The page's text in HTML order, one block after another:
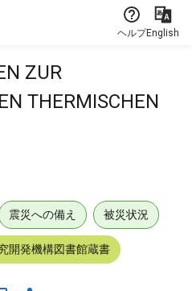
ヘルプEnglish
ZUR
THERMISCHEN
震災への備え 被災状況
開発機構図書館蔵書